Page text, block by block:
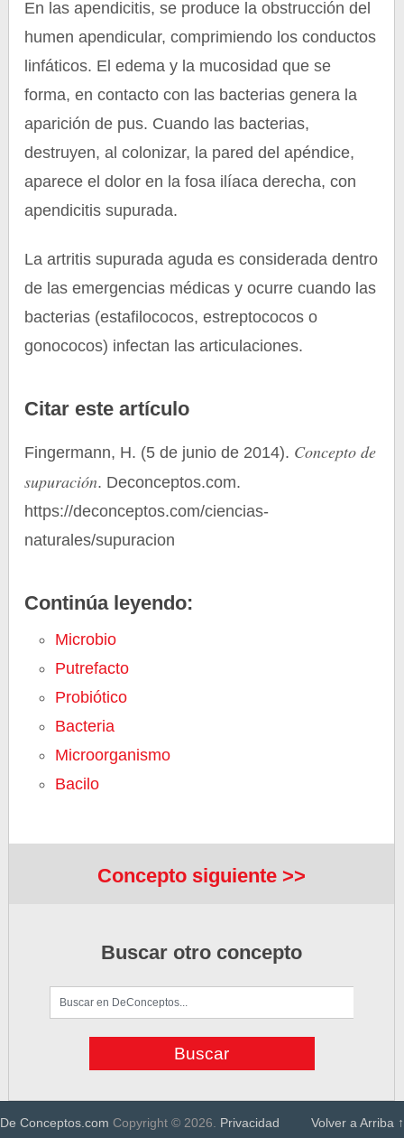
En las apendicitis, se produce la obstrucción del
humen apendicular, comprimiendo los conductos
linfáticos. El edema y la mucosidad que se
forma, en contacto con las bacterias genera la
aparición de pus. Cuando las bacterias,
destruyen, al colonizar, la pared del apéndice,
aparece el dolor en la fosa ilíaca derecha, con
apendicitis supurada.
La artritis supurada aguda es considerada dentro
de las emergencias médicas y ocurre cuando las
bacterias (estafilococos, estreptococos o
gonococos) infectan las articulaciones.
Citar este artículo
Fingermann, H. (5 de junio de 2014). Concepto de
supuración. Deconceptos.com.
https://deconceptos.com/ciencias-
naturales/supuracion
Continúa leyendo:
Microbio
Putrefacto
Probiótico
Bacteria
Microorganismo
Bacilo
Concepto siguiente >>
Buscar otro concepto
De Conceptos.com Copyright © 2026. Privacidad Volver a Arriba ↑